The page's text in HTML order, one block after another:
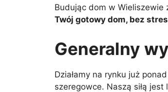
Budując dom w Wieliszewie
Twój gotowy dom, bez
Generalny
Działamy na rynku już
szeregowce. Naszą siłą